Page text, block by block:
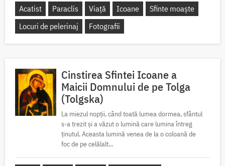
Acatist Paraclis Viață Icoane
Sfinte moaște
Locuri de pelerinaj
Fotografii
Cinstirea Sfintei Icoane a
Maicii Domnului de pe Tolga
(Tolgska)
La miezul nopții, când toată lumea dormea, sfântul
s-a trezit și a văzut o lumină care lumina întreg
ținutul. Aceasta lumină venea de la o coloană de
foc de pe celălalt...